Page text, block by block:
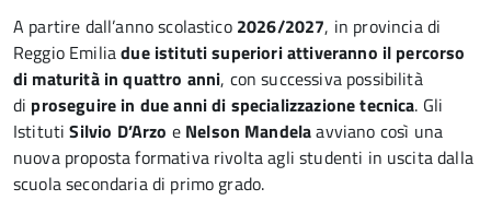
A partire dall’anno scolastico 2026/2027, in provincia di
Reggio Emiliadue istituti superiori attiveranno il percorso
di maturità in quattro anni, con successiva possibilità
di proseguire in due anni di specializzazione tecnica. Gli
IstitutiSilvio D’Arzo e Nelson Mandelaavviano così una
nuova proposta formativa rivolta agli studenti in uscita dalla
scuola secondaria di primo grado.